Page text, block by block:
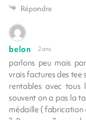
Répondre
belon 2 ans
parlons peu mais
vrais factures des tee
rentables avec tous
souvent on a pas la
médaille ( fabrication